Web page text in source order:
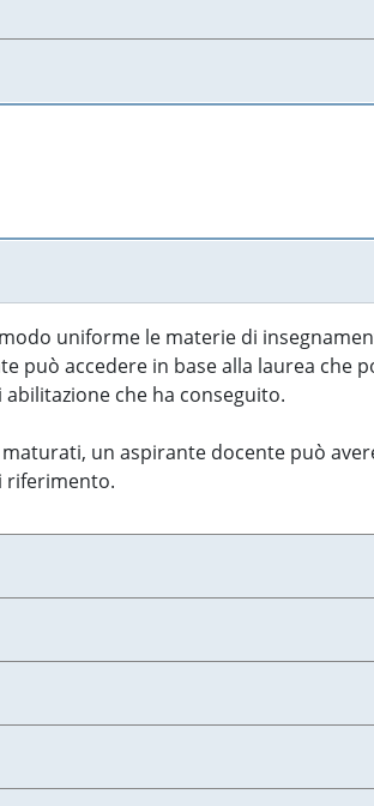
uniforme le materie di
può accedere in base alla laurea che
che ha conseguito.
un aspirante docente può
riferimento.